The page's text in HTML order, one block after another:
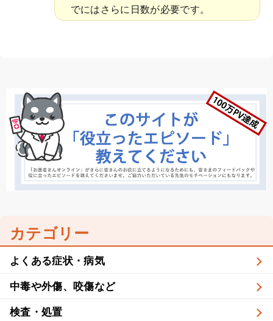
でにはさらに日数が必要です。
カテゴリー
よくある症状・病気
中毒や外傷、咬傷など
検査・処置